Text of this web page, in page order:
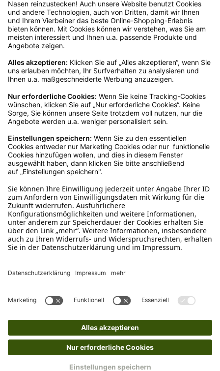
dir in deinem Kundenkonto anfordern. Hast du als
Gast bestellt, schreibe uns eine Email an
verkauf@schecker.de oder rufe zu unseren
Servicezeiten an, dann lassen wir dir ein
Rücksendeetikett zukommen.
Mo – Fr 9 – 17 Uhr, Sa 9 – 13 Uhr
Ruf uns an
Schreibe uns
verkauf@schecker.de
WhatsApp Support
Tritt unserem Newsletter bei
Mehr von uns